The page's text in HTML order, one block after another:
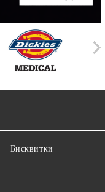
Бисквитки